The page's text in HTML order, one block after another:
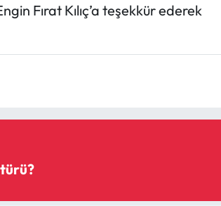
Fırat Kılıç’a teşekkür ederek